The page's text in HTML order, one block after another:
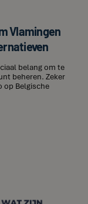
Vlamingen
belang om te
beheren. Zeker
op Belgische